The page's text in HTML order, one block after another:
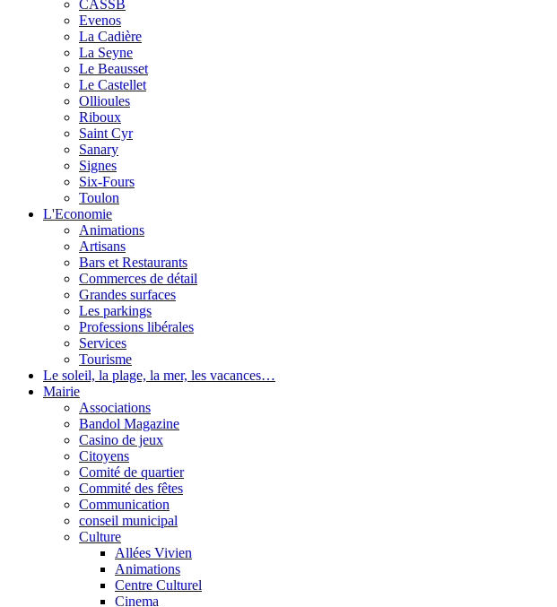
CASSB
Evenos
La Cadière
La Seyne
Le Beausset
Le Castellet
Ollioules
Riboux
Saint Cyr
Sanary
Signes
Six-Fours
Toulon
L'Economie
Animations
Artisans
Bars et Restaurants
Commerces de détail
Grandes surfaces
Les parkings
Professions libérales
Services
Tourisme
Le soleil, la plage, la mer, les vacances…
Mairie
Associations
Bandol Magazine
Casino de jeux
Citoyens
Comité de quartier
Commité des fêtes
Communication
conseil municipal
Culture
Allées Vivien
Animations
Centre Culturel
Cinema